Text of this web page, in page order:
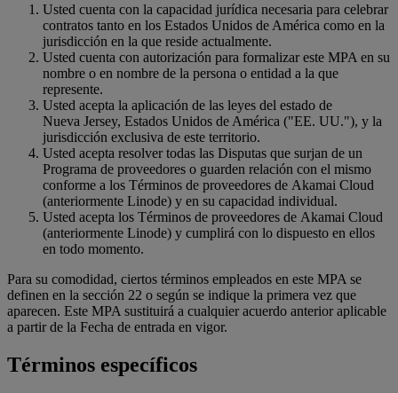
Usted cuenta con la capacidad jurídica necesaria para celebrar
contratos tanto en los Estados Unidos de América como en la
jurisdicción en la que reside actualmente.
Usted cuenta con autorización para formalizar este MPA en su
nombre o en nombre de la persona o entidad a la que
represente.
Usted acepta la aplicación de las leyes del estado de
Nueva Jersey, Estados Unidos de América ("EE. UU."), y la
jurisdicción exclusiva de este territorio.
Usted acepta resolver todas las Disputas que surjan de un
Programa de proveedores o guarden relación con el mismo
conforme a los Términos de proveedores de Akamai Cloud
(anteriormente Linode) y en su capacidad individual.
Usted acepta los Términos de proveedores de Akamai Cloud
(anteriormente Linode) y cumplirá con lo dispuesto en ellos
en todo momento.
Para su comodidad, ciertos términos empleados en este MPA se
definen en la sección 22 o según se indique la primera vez que
aparecen. Este MPA sustituirá a cualquier acuerdo anterior aplicable
a partir de la Fecha de entrada en vigor.
Términos específicos